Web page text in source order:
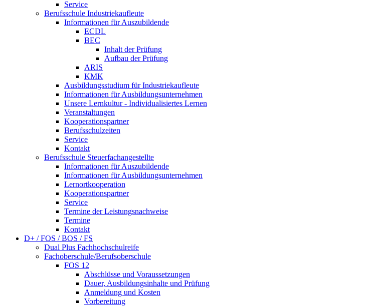
Service
Berufsschule Industriekaufleute
Informationen für Auszubildende
ECDL
BEC
Inhalt der Prüfung
Aufbau der Prüfung
ARIS
KMK
Ausbildungsstudium für Industriekaufleute
Informationen für Ausbildungsunternehmen
Unsere Lernkultur - Individualisiertes Lernen
Veranstaltungen
Kooperationspartner
Berufsschulzeiten
Service
Kontakt
Berufsschule Steuerfachangestellte
Informationen für Auszubildende
Informationen für Ausbildungsunternehmen
Lernortkooperation
Kooperationspartner
Service
Termine der Leistungsnachweise
Termine
Kontakt
D+ / FOS / BOS / FS
Dual Plus Fachhochschulreife
Fachoberschule/Berufsoberschule
FOS 12
Abschlüsse und Voraussetzungen
Dauer, Ausbildungsinhalte und Prüfung
Anmeldung und Kosten
Vorbereitung